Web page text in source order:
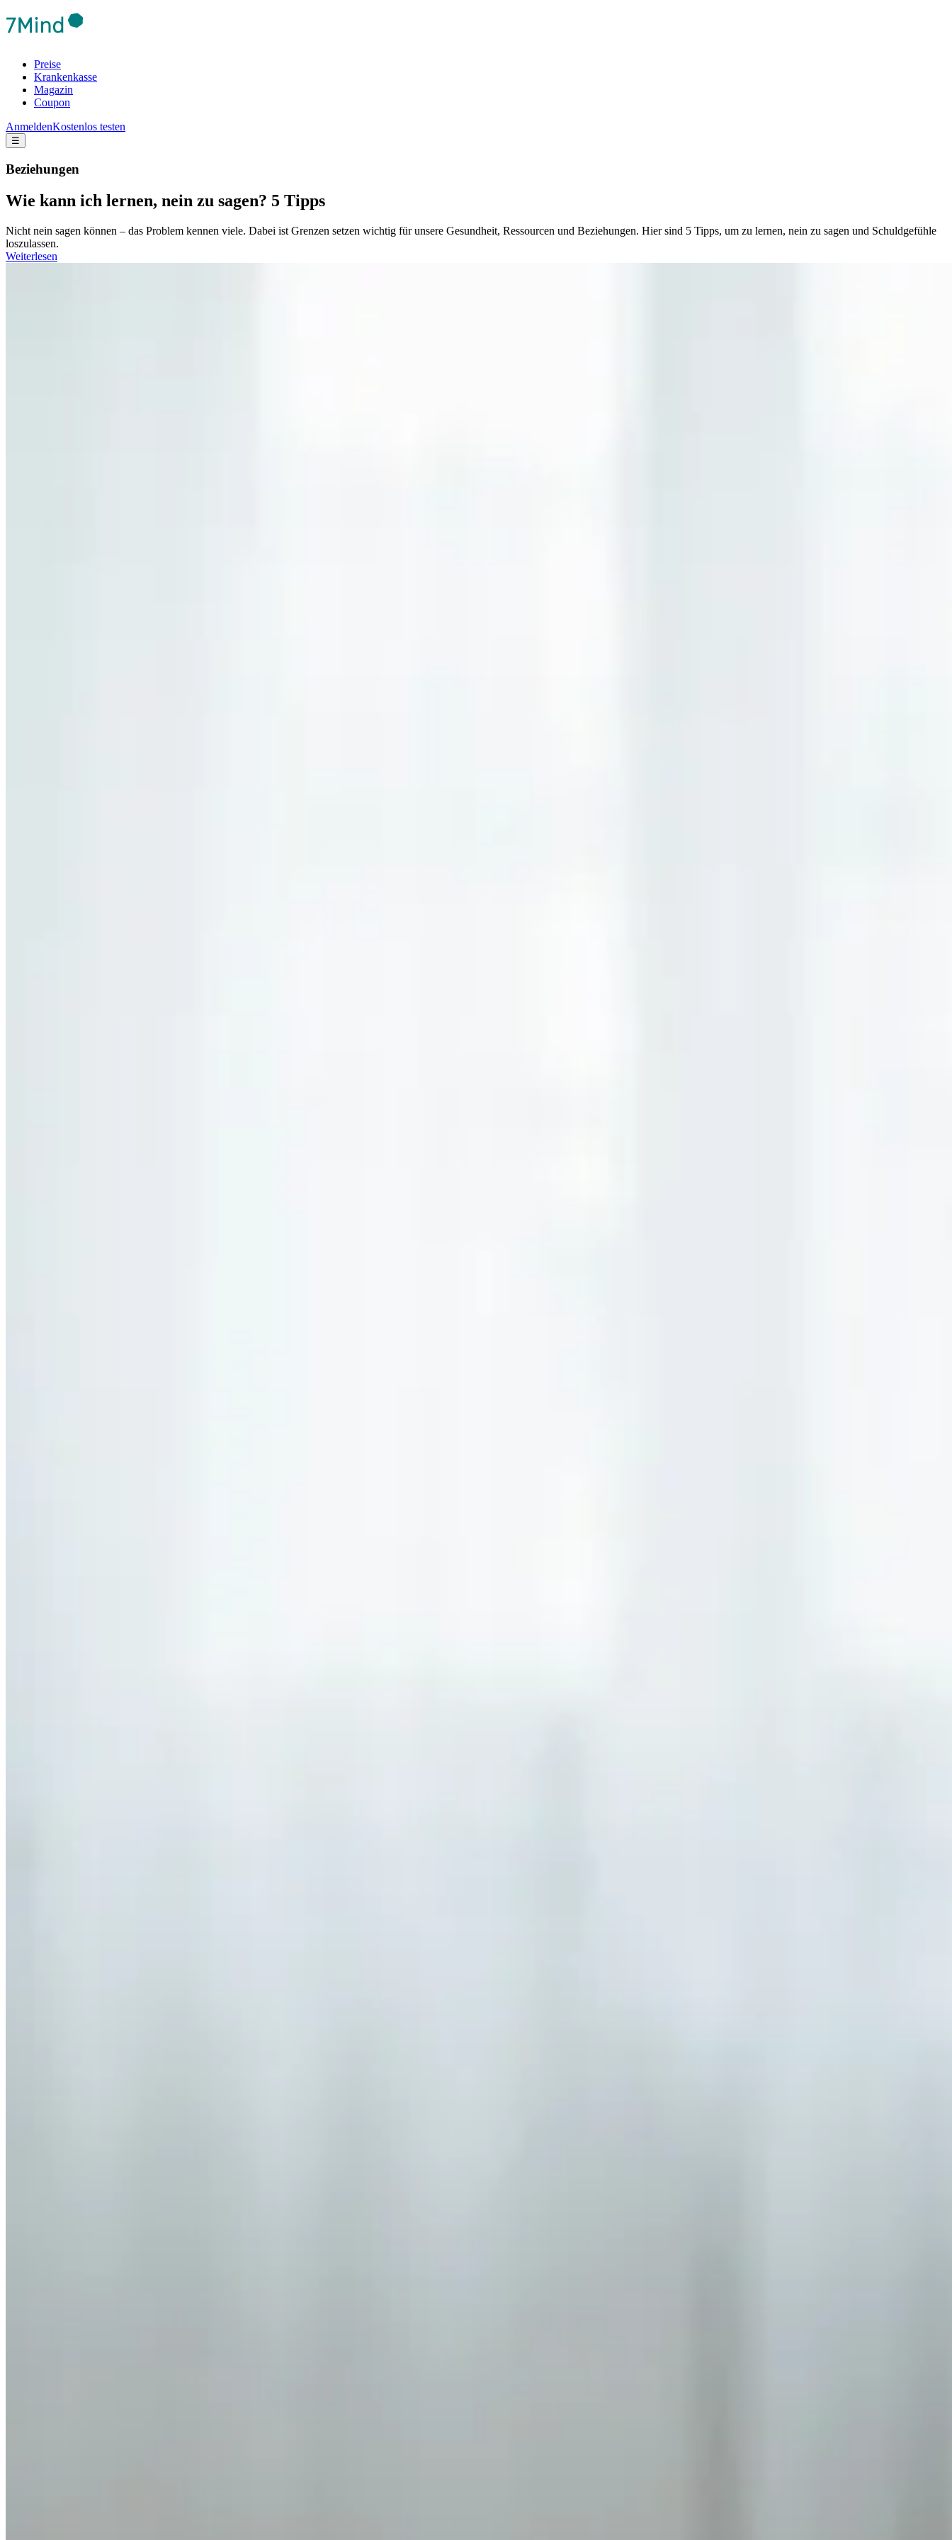
Preise
Krankenkasse
Magazin
Coupon
AnmeldenKostenlos testen
☰
Beziehungen
Wie kann ich lernen, nein zu sagen? 5 Tipps
Nicht nein sagen können – das Problem kennen viele. Dabei ist Grenzen setzen wichtig für unsere Gesundheit, Ressourcen und Beziehungen. Hier sind 5 Tipps, um zu lernen, nein zu sagen und Schuldgefühle
loszulassen.
Weiterlesen